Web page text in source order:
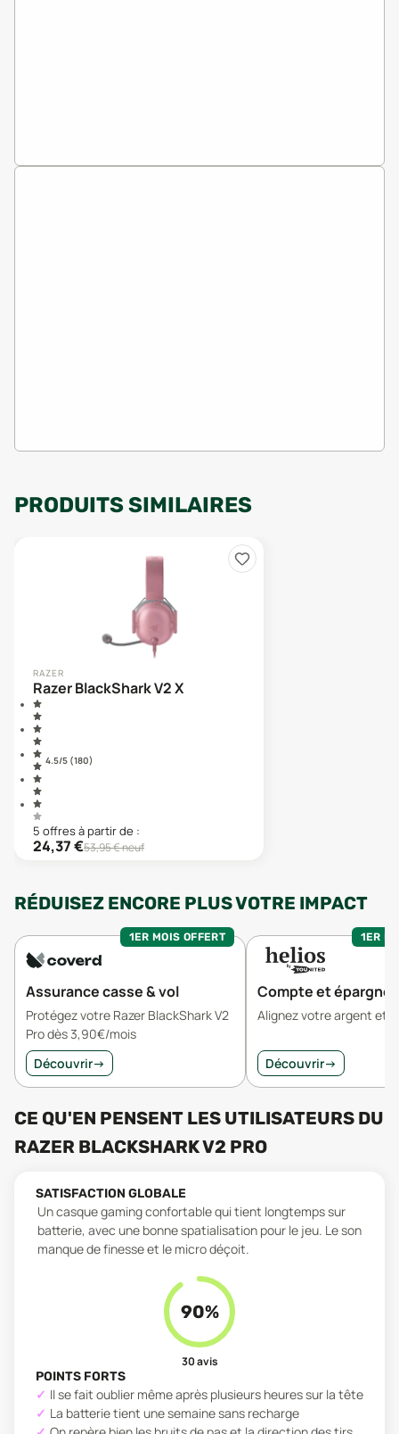
PRODUITS SIMILAIRES
RAZER
Razer BlackShark V2 X
4.5/5 (180)
5 offresà partir de :
24,37€53,95€ neuf
RÉDUISEZ ENCORE PLUS VOTRE IMPACT
1ER MOIS OFFERT
Assurance casse & vol
Protégez votre Razer BlackShark V2
Pro dès 3,90€/mois
Découvrir→
1ER
Compte et épargne
Alignez votre argent et
Découvrir→
CE QU'EN PENSENT LES UTILISATEURS DU
RAZER BLACKSHARK V2 PRO
SATISFACTION GLOBALE
Un casque gaming confortable qui tient longtemps sur
batterie, avec une bonne spatialisation pour le jeu. Le son
manque de finesse et le micro déçoit.
90%
30avis
POINTS FORTS
Il se fait oublier même après plusieurs heures sur la tête
La batterie tient une semaine sans recharge